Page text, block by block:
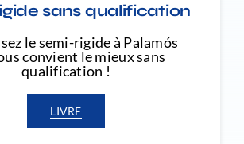
sans qualification
le semi-rigide à Palamós
convient le mieux sans
qualification !
LIVRE